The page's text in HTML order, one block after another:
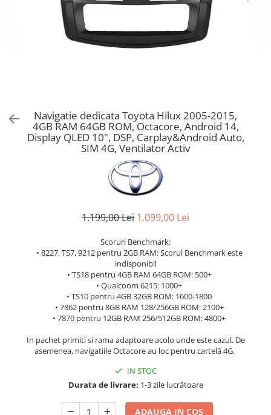
Navigatie dedicata Toyota Hilux 2005-2015,
4GB RAM 64GB ROM, Octacore, Android 14,
Display QLED 10", DSP, Carplay&Android Auto,
SIM 4G, Ventilator Activ
1.199,00 Lei 1.099,00 Lei
Scoruri Benchmark:
• 8227, TS7, 9212 pentru 2GB RAM: Scorul Benchmark este
indisponibil
• TS18 pentru 4GB RAM 64GB ROM: 500+
• Qualcoom 6215: 1000+
• TS10 pentru 4GB 32GB ROM: 1600-1800
• 7862 pentru 8GB RAM 128/256GB ROM: 2100+
• 7870 pentru 12GB RAM 256/512GB ROM: 4800+
In pachet primiti si rama adaptoare acolo unde este cazul. De
asemenea, navigatiile Octacore au loc pentru cartelă 4G.
IN STOC
Durata de livrare: 1-3 zile lucrătoare
ADAUGA IN COS